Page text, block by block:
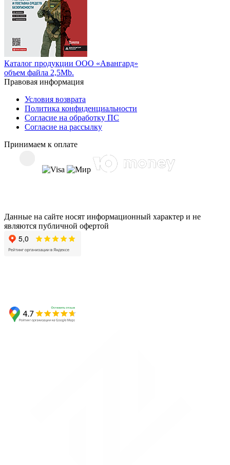
Каталог продукции ООО «Авангард»
объем файла 2,5Mb.
Правовая информация
Условия возврата
Политика конфиденциальности
Согласие на обработку ПС
Согласие на рассылку
Принимаем к оплате
Данные на сайте носят информационный характер и не
являются публичной офертой